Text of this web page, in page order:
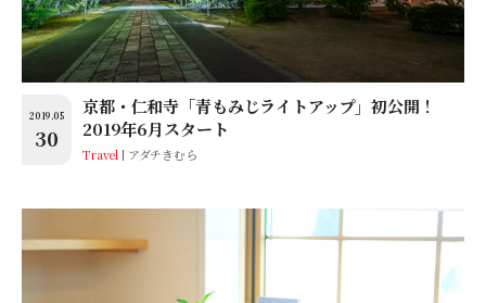
2019.05
30
京都・仁和寺「青もみじライトアップ」初公開！
2019年6月スタート
Travel アダチきむら